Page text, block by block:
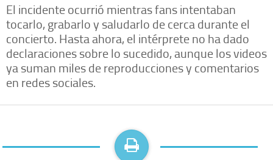
El incidente ocurrió mientras fans intentaban
tocarlo, grabarlo y saludarlo de cerca durante el
concierto. Hasta ahora, el intérprete no ha dado
declaraciones sobre lo sucedido, aunque los videos
ya suman miles de reproducciones y comentarios
en redes sociales.